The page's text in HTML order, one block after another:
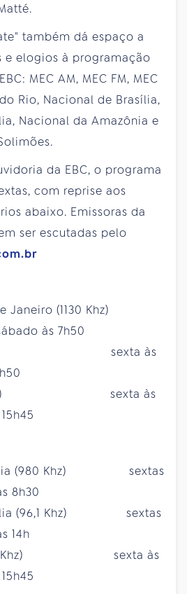
também dá espaço a
e elogios à programação
MEC AM, MEC FM, MEC
Rio, Nacional de Brasília,
Nacional da Amazônia e
da EBC, o programa
com reprise aos
abaixo. Emissoras da
ser escutadas pelo
Janeiro (1130 Khz)
às 7h50
Khz) sexta às
MHz) sexta às
(980 Khz) sextas
8h30
(96,1 Khz) sextas
14h
(800 Khz) sexta às